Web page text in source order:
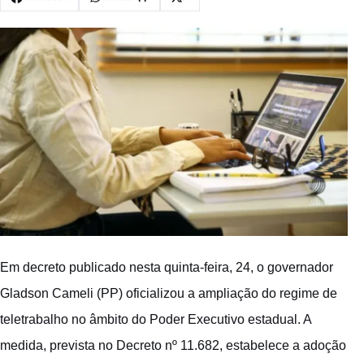
Em decreto publicado nesta quinta-feira, 24, o governador
Gladson Cameli (PP) oficializou a ampliação do regime de
teletrabalho no âmbito do Poder Executivo estadual. A
medida, prevista no Decreto nº 11.682, estabelece a adoção